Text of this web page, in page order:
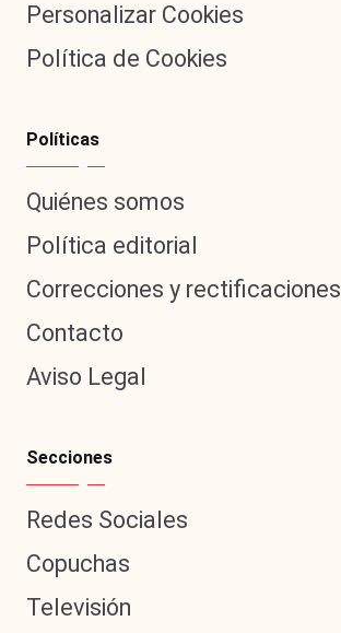
Personalizar Cookies
Política de Cookies
Políticas
Quiénes somos
Política editorial
Correcciones y rectificaciones
Contacto
Aviso Legal
Secciones
Redes Sociales
Copuchas
Televisión